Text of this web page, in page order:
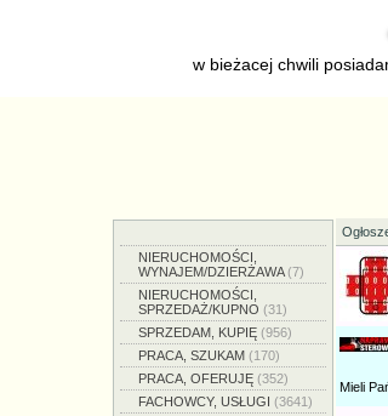
w bieżacej chwili
NIERUCHOMOŚCI,
WYNAJEM/DZIERŻAWA(7)
NIERUCHOMOŚCI,
SPRZEDAŻ/KUPNO (31)
SPRZEDAM, KUPIĘ (956)
PRACA, SZUKAM (170)
PRACA, OFERUJĘ (352)
FACHOWCY, USŁUGI (3641)
Mieli